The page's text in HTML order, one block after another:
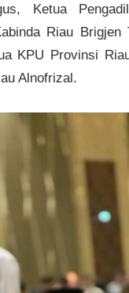
Ketua
Riau
KPU Provinsi
Alnofrizal.